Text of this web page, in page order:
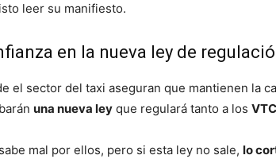
leer su manifiesto.
en la nueva ley de
el sector del taxi aseguran que mantienen la
una nueva ley que regulará tanto a los
mal por ellos, pero si esta ley no sale, lo